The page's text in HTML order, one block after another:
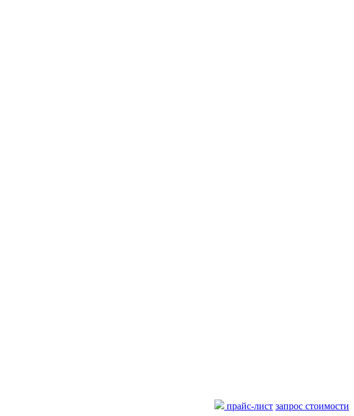
прайс-лист запрос стоимости